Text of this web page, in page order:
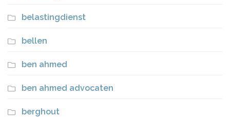
belastingdienst
bellen
ben ahmed
ben ahmed advocaten
berghout